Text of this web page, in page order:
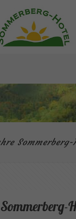
Sommerberg-